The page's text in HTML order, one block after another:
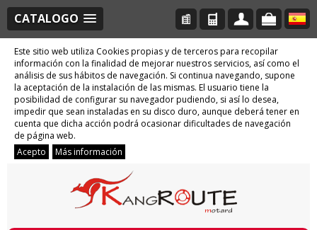
CATALOGO
Este sitio web utiliza Cookies propias y de terceros para recopilar
información con la finalidad de mejorar nuestros servicios, así como el
análisis de sus hábitos de navegación. Si continua navegando, supone
la aceptación de la instalación de las mismas. El usuario tiene la
posibilidad de configurar su navegador pudiendo, si así lo desea,
impedir que sean instaladas en su disco duro, aunque deberá tener en
cuenta que dicha acción podrá ocasionar dificultades de navegación
de página web.
Acepto
Más información